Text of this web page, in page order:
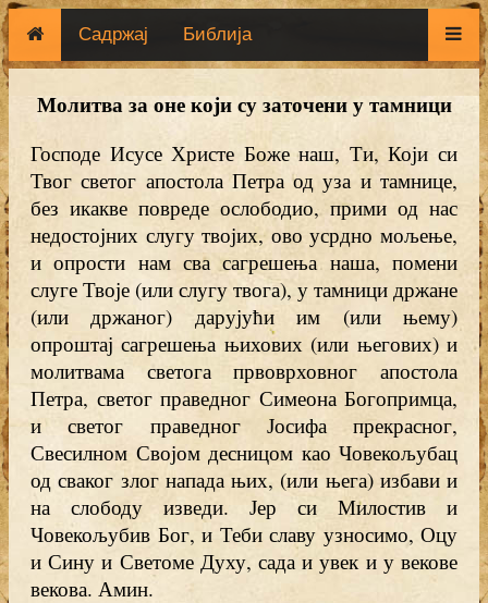
Садржај Библија
Молитва за оне који су заточени у тамници
Господе Исусе Христе Боже наш, Ти, Који си
Твог светог апостола Петра од уза и тамнице,
без икакве повреде ослободио, прими од нас
недостојних слугу твојих, ово усрдно мољење,
и опрости нам сва сагрешења наша, помени
слуге Твоје (или слугу твога), у тамници држане
(или држаног) дарујући им (или њему)
опроштај сагрешења њихових (или његових) и
молитвама светога првоврховног апостола
Петра, светог праведног Симеона Богопримца,
и светог праведног Јосифа прекрасног,
Свесилном Својом десницом као Човекољубац
од сваког злог напада њих, (или њега) избави и
на слободу изведи. Јер си Милостив и
Човекољубив Бог, и Теби славу узносимо, Оцу
и Сину и Светоме Духу, сада и увек и у векове
векова. Амин.